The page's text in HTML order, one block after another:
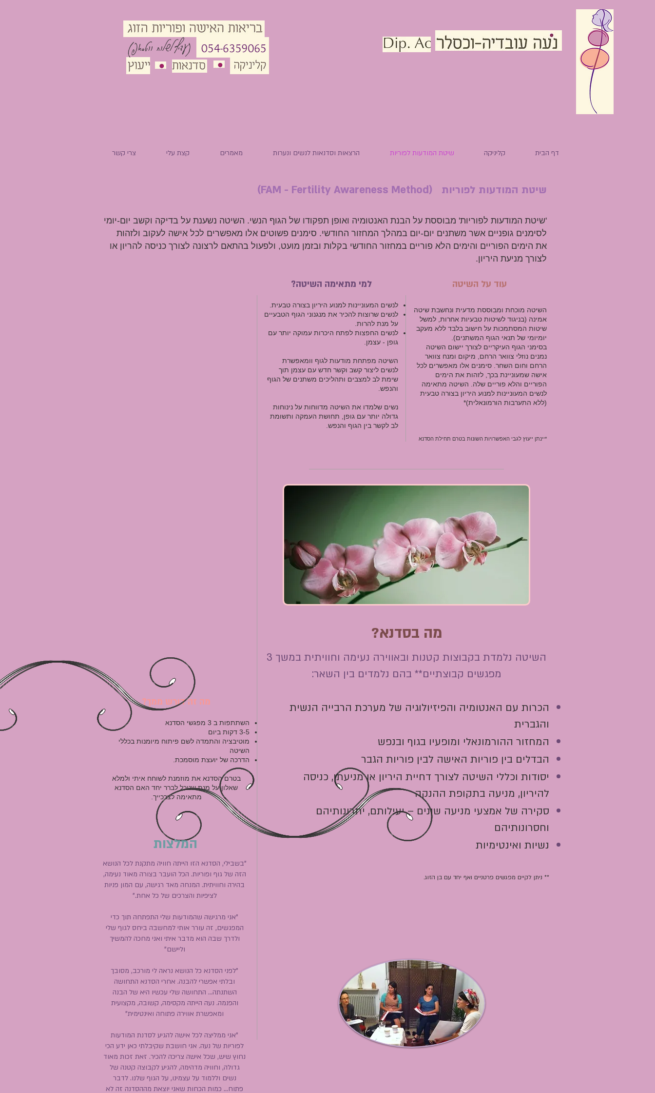
(עדיף לשלוח ווטסאפ)
צרי קשר קצת עלי מאמרים הרצאות וסדנאות לנשים ונערות שיטת המודעות לפוריות קליניקה דף הבית
שיטת המודעות לפוריות (FAM - Fertility Awareness Method)
'שיטת המודעות לפוריות' מבוססת על הבנת האנטומיה ואופן תפקודו של הגוף הנשי. השיטה נשענת על בדיקה וקשב יום-יומי
לסימנים גופניים אשר משתנים יום-יום במהלך המחזור החודשי. סימנים פשוטים אלו מאפשרים לכל אישה לעקוב ולזהות
את הימים הפוריים והימים הלא פוריים במחזור החודשי בקלות ובזמן מועט, ולפעול בהתאם לרצונה לצורך כניסה להריון או
לצורך מניעת היריון.
מה זה דורש ממך?
השתתפות ב 3 מפגשי הסדנא
3-5 דקות ביום
מוטיבציה והתמדה לשם פיתוח מיומנות בכללי
השיטה
הדרכה של יועצת מוסמכת.
בטרם הסדנא את מוזמנת לשוחח איתי ולמלא
שאלון על מנת שנוכל לברר יחד האם הסדנא
מתאימה לצרכייך.
המלצות
"בשבילי, הסדנא הזו הייתה חוויה מתקנת לכל הנושא
הזה של גוף ופוריות. הכל הועבר בצורה מאוד נעימה,
בהירה וחוויתית. המנחה מאד רגישה, עם המון פניות
לציפיות והצרכים של כל אחת."
"אני מרגישה שהמודעות שלי התפתחה תוך כדי
המפגשים, זה עורר אותי למחשבה ביחס לגוף שלי
ולדרך שבה הוא מדבר איתי ואני מחכה להמשיך
וליישם"
"לפני הסדנא כל הנושא נראה לי מורכב, מסובך
ובלתי אפשרי להבנה. אחרי הסדנא התחושה
השתנתה... התחושה שלי עכשיו היא של הבנה
והפנמה. נעה הייתה מקסימה, קשובה, מקצועית
ומאפשרת אווירה פתוחה ואינטימית"
"אני ממליצה לכל אישה להגיע לסדנת המודעות
לפוריות של נעה. אני חושבת שקיבלתי כאן ידע הכי
נחוץ שיש, שכל אישה צריכה להכיר. זאת זכות מאוד
גדולה, וחוויה מדהימה, להגיע לקבוצה קטנה של
נשים וללמוד על עצמינו, על הגוף שלנו. לדבר
פתוח... כמות הכחות שאני יוצאת מההסדנה זה לא
למי מתאימה השיטה?
לנשים המעוניינות למנוע היריון בצורה טבעית.
לנשים שרוצות להכיר את מנגנוני הגוף הטבעיים
על מנת להרות.
לנשים החפצות לפתח היכרות עמוקה יותר עם
גופן - עצמן.
השיטה מפתחת מודעות לגוף וומאפשרת
לנשים ליצור קשב וקשר חדש עם עצמן תוך
שימת לב למצבים ותהליכים משתנים של הגוף
והנפש.
נשים שלמדו את השיטה מדווחות על נינוחות
גדולה יותר עם גופן, תחושת העמקה ותשומת
לב לקשר בין הגוף והנפש.
עוד על השיטה
השיטה מוכחת ומבוססת מדעית ונחשבת שיטה
אמינה (בניגוד לשיטות טבעיות אחרות, למשל
שיטות המסתמכות על חישוב בלבד ללא מעקב
יומיומי של תנאי הגוף המשתנים).
בסימני הגוף העיקריים לצורך יישום השיטה
נמנים נוזלי צוואר הרחם, מיקום ומנח צוואר
הרחם וחום השחר. סימנים אלו מאפשרים לכל
אישה שמעוניינת בכך, לזהות את הימים
הפוריים והלא פוריים שלה. השיטה מתאימה
לנשים המעוניינות למנוע היריון בצורה טבעית
(ללא התערבות הורמונאלית)*
*יינתן ייעוץ לגבי האפשרויות השונות בטרם תחילת הסדנא
מה בסדנא?
השיטה נלמדת בקבוצות קטנות ובאווירה נעימה וחוויתית במשך 3
מפגשים קבוצתיים** בהם נלמדים בין השאר:
הכרות עם האנטומיה והפיזיולוגיה של מערכת הרבייה הנשית
והגברית
המחזור ההורמונאלי ומופעיו בגוף ובנפש
הבדלים בין פוריות האישה לבין פוריות הגבר
יסודות וכללי השיטה לצורך דחיית היריון או מניעתו, כניסה
להיריון, מניעה בתקופת ההנקה
סקירה של אמצעי מניעה שונים – יעילותם, יתרונותיהם
וחסרונותיהם
נשיות ואינטימיות
** ניתן לקיים מפגשים פרטניים ואף יחד עם בן הזוג.